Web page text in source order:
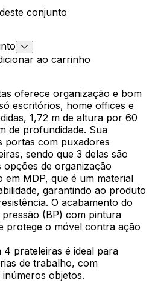
conjunto
ao carrinho
oferece organização e bom
escritórios, home offices e
1,72 m de altura por 60
de profundidade. Sua
portas com puxadores
sendo que 3 delas são
opções de organização
em MDP, que é um material
garantindo ao produto
O acabamento do
(BP) com pintura
protege o móvel contra ação
prateleiras é ideal para
de trabalho, com
objetos.